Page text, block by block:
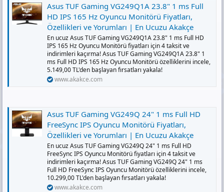
Asus TUF Gaming VG249Q1A 23.8" 1 ms Full
HD IPS 165 Hz Oyuncu Monitörü Fiyatları,
Özellikleri ve Yorumları | En Ucuzu Akakçe
En ucuz Asus TUF Gaming VG249Q1A 23.8" 1 ms Full HD
IPS 165 Hz Oyuncu Monitörü fiyatları için 4 taksit ve
indirimleri kaçırma! Asus TUF Gaming VG249Q1A 23.8" 1
ms Full HD IPS 165 Hz Oyuncu Monitörü özelliklerini incele,
5.149,00 TL'den başlayan fırsatları yakala!
www.akakce.com
Asus TUF Gaming VG249Q 24" 1 ms Full HD
FreeSync IPS Oyuncu Monitörü Fiyatları,
Özellikleri ve Yorumları | En Ucuzu Akakçe
En ucuz Asus TUF Gaming VG249Q 24" 1 ms Full HD
FreeSync IPS Oyuncu Monitörü fiyatları için 4 taksit ve
indirimleri kaçırma! Asus TUF Gaming VG249Q 24" 1 ms
Full HD FreeSync IPS Oyuncu Monitörü özelliklerini incele,
10.299,00 TL'den başlayan fırsatları yakala!
www.akakce.com